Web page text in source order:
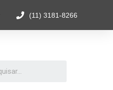
(11) 3181-8266